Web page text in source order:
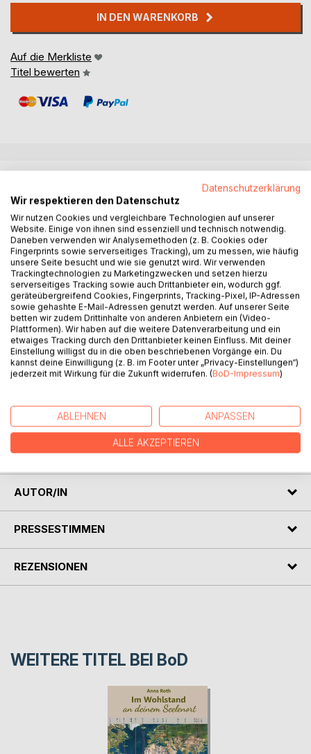
IN DEN WARENKORB
Auf die Merkliste
Titel bewerten
"In der innig-persönlichen Hinwendung zum Göttlichen ist
zunehmend ein weiblicher Strom der Geistigkeit erlebbar.
Die Engelwelt beginnt behutsam, den Menschen auf neue
Qualitäten, Kräfte und Wesen dieses Stroms aufmerksam
zu machen, die in der Welt präsenter wirken. In einer
unverhofften Weise tritt hier Sophias weisheitsvolles
Wesen an uns heran, um uns nahbar zu begleiten. Und auch
die Himmelsmutter selbst, obwohl unsere Kultur Sie nicht
mehr kennt, beginnt, unserem wahrnehmenden
Herzensbewusstsein sichtbar zu werden."
In anschaulicher, einfühlsamer Weise führt uns Iris Paxino
auf eine unerwartete Reise, von den höchsten Himmeln bis
Kräfte folgend, dürfen wir mit großem Staunen erfahren,
dass die Trinität auch eine weibliche Seite hat, dass die
Weisheit die «Klugheit der Liebe» und die Erde das «Paar-
Wesen» des Menschen ist.
AUTOR/IN
PRESSESTIMMEN
REZENSIONEN
WEITERE TITEL BEI BoD
Datenschutzerklärung
Wir respektieren den Datenschutz
Wir nutzen Cookies und vergleichbare Technologien auf unserer
Website. Einige von ihnen sind essenziell und technisch notwendig.
Daneben verwenden wir Analysemethoden (z. B. Cookies oder
Fingerprints sowie serverseitiges Tracking), um zu messen, wie häufig
unsere Seite besucht und wie sie genutzt wird. Wir verwenden
Trackingtechnologien zu Marketingzwecken und setzen hierzu
serverseitiges Tracking sowie auch Drittanbieter ein, wodurch ggf.
geräteübergreifend Cookies, Fingerprints, Tracking-Pixel, IP-Adressen
sowie gehashte E-Mail-Adressen genutzt werden. Auf unserer Seite
betten wir zudem Drittinhalte von anderen Anbietern ein (Video-
Plattformen). Wir haben auf die weitere Datenverarbeitung und ein
etwaiges Tracking durch den Drittanbieter keinen Einfluss. Mit deiner
Einstellung willigst du in die oben beschriebenen Vorgänge ein. Du
kannst deine Einwilligung (z. B. im Footer unter „Privacy-Einstellungen“)
jederzeit mit Wirkung für die Zukunft widerrufen. (BoD-Impressum)
ABLEHNEN ANPASSEN
ALLE AKZEPTIEREN